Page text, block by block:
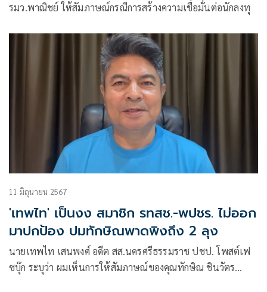
รมว.พาณิชย์ ให้สัมภาษณ์กรณีการสร้างความเชื่อมั่นต่อนักลงทุ
11 มิถุนายน 2567
'เทพไท' เป็นงง สมาชิก รทสช.-พปชร. ไม่ออก
มาปกป้อง ปมทักษิณพาดพิงถึง 2 ลุง
นายเทพไท เสนพงศ์ อดีต สส.นครศรีธรรมราช ปชป. โพสต์เฟ
ซบุ๊ก ระบุว่า ผมเห็นการให้สัมภาษณ์ของคุณทักษิณ ชินวัตร